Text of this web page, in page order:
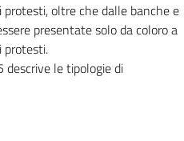
protesti, oltre che dalle banche e
presentate solo da coloro a
protesti.
le tipologie di